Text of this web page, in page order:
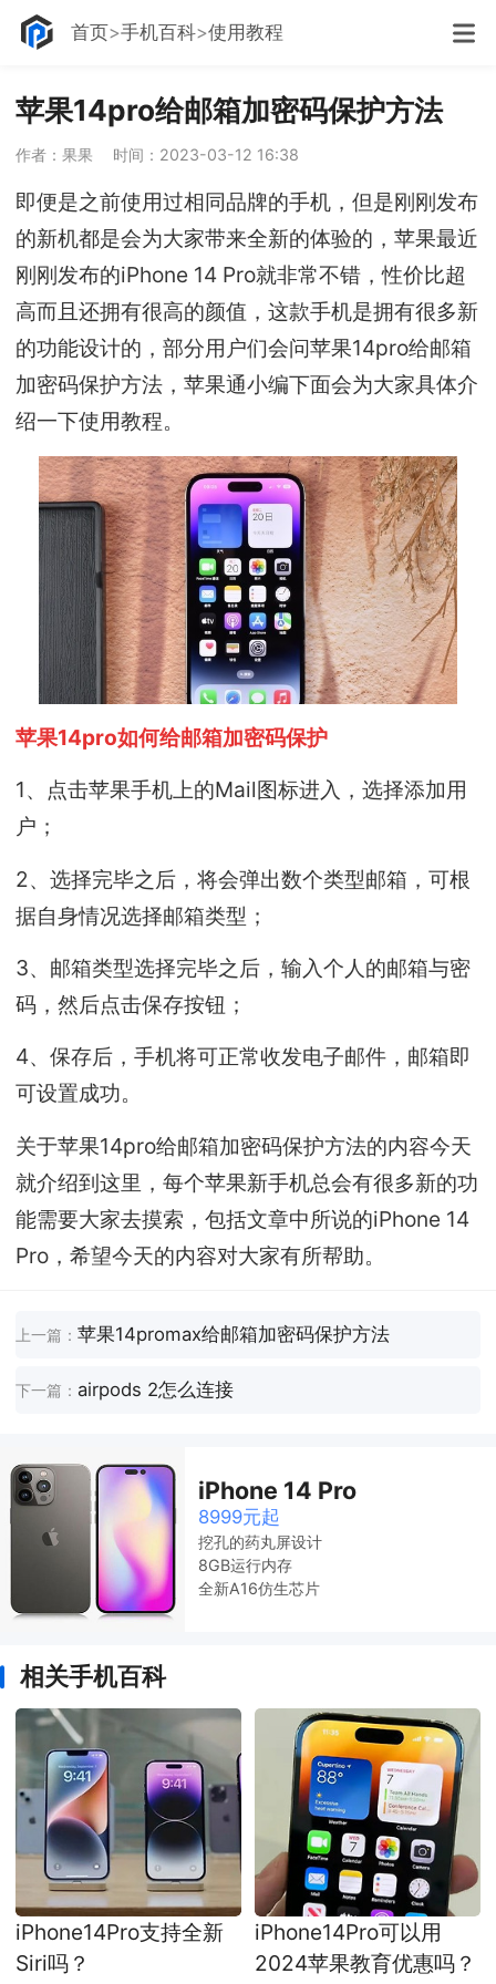
首页 手机百科 使用教程
苹果14pro给邮箱加密码保护方法
作者：果果 时间：2023-03-12 16:38
即便是之前使用过相同品牌的手机，但是刚刚发布
的新机都是会为大家带来全新的体验的，苹果最近
刚刚发布的iPhone 14 Pro就非常不错，性价比超
高而且还拥有很高的颜值，这款手机是拥有很多新
的功能设计的，部分用户们会问苹果14pro给邮箱
加密码保护方法，苹果通小编下面会为大家具体介
绍一下使用教程。
苹果14pro如何给邮箱加密码保护
1、点击苹果手机上的Mail图标进入，选择添加用
户；
2、选择完毕之后，将会弹出数个类型邮箱，可根
据自身情况选择邮箱类型；
3、邮箱类型选择完毕之后，输入个人的邮箱与密
码，然后点击保存按钮；
4、保存后，手机将可正常收发电子邮件，邮箱即
可设置成功。
关于苹果14pro给邮箱加密码保护方法的内容今天
就介绍到这里，每个苹果新手机总会有很多新的功
能需要大家去摸索，包括文章中所说的iPhone 14
Pro，希望今天的内容对大家有所帮助。
上一篇：苹果14promax给邮箱加密码保护方法
下一篇： airpods 2怎么连接
iPhone 14 Pro
8999元起
挖孔的药丸屏设计
8GB运行内存
全新A16仿生芯片
相关手机百科
iPhone14Pro支持全新
Siri吗？
iPhone14Pro可以用
2024苹果教育优惠吗？